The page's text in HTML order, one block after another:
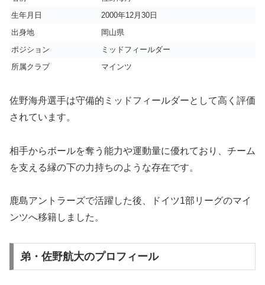
生年月日
2000年12月30日
出身地
岡山県
ポジション
ミッドフィールダー
所属クラブ
マインツ
佐野海舟選手は守備的ミッドフィールダーとして高く評価
されています。
相手からボールを奪う能力や運動量に優れており、チーム
を支える縁の下の力持ちのような存在です。
鹿島アントラーズで活躍した後、ドイツ1部リーグのマイ
ンツへ移籍しました。
弟・佐野航大のプロフィール